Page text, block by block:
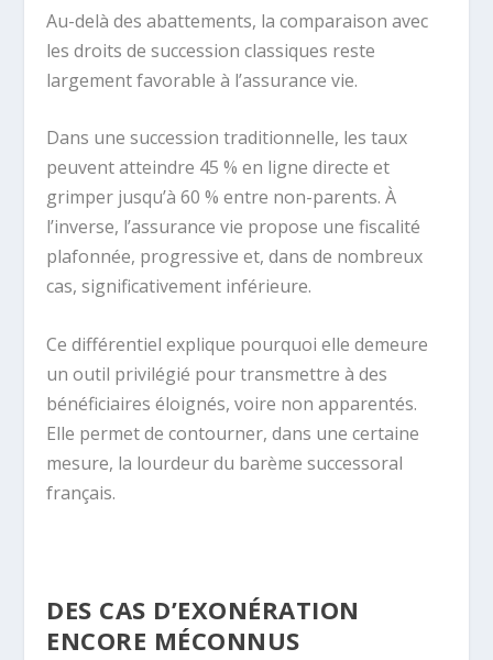
Au-delà des abattements, la comparaison avec
les droits de succession classiques reste
largement favorable à l’assurance vie.
Dans une succession traditionnelle, les taux
peuvent atteindre 45 % en ligne directe et
grimper jusqu’à 60 % entre non-parents. À
l’inverse, l’assurance vie propose une fiscalité
plafonnée, progressive et, dans de nombreux
cas, significativement inférieure.
Ce différentiel explique pourquoi elle demeure
un outil privilégié pour transmettre à des
bénéficiaires éloignés, voire non apparentés.
Elle permet de contourner, dans une certaine
mesure, la lourdeur du barème successoral
français.
DES CAS D’EXONÉRATION
ENCORE MÉCONNUS